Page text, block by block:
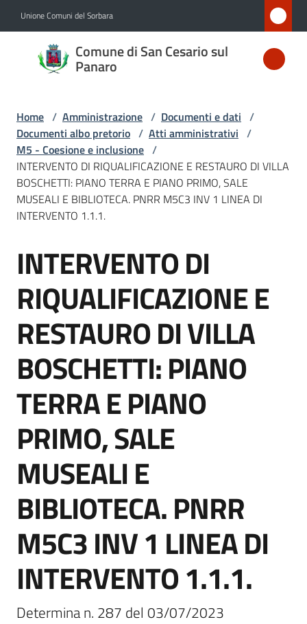
Unione Comuni del Sorbara
Comune di San Cesario sul
Panaro
Comune
di San
sul
Panaro
Amministrazione
Menu selezionato
Servizi
Vivere
Cesario
Panaro
gli
argomenti...
Seguici
su
Home / Amministrazione / Documenti e dati /
Documenti albo pretorio / Atti amministrativi /
M5 - Coesione e inclusione /
INTERVENTO DI RIQUALIFICAZIONE E RESTAURO DI VILLA
BOSCHETTI: PIANO TERRA E PIANO PRIMO, SALE
MUSEALI E BIBLIOTECA. PNRR M5C3 INV 1 LINEA DI
INTERVENTO 1.1.1.
Salta al contenuto
INTERVENTO DI
RIQUALIFICAZIONE E
RESTAURO DI VILLA
BOSCHETTI: PIANO
TERRA E PIANO
PRIMO, SALE
MUSEALI E
BIBLIOTECA. PNRR
M5C3 INV 1 LINEA DI
INTERVENTO 1.1.1.
Determina n. 287 del 03/07/2023